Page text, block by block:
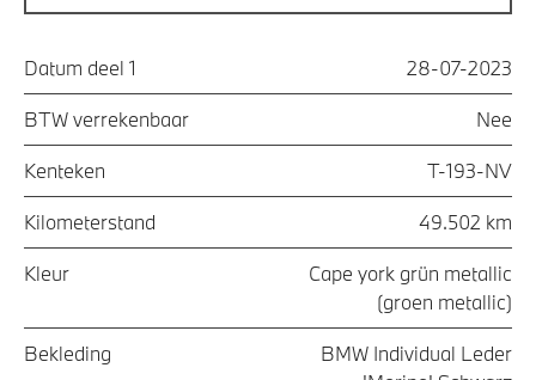
Datum deel 1 28-07-2023
BTW verrekenbaar Nee
Kenteken T-193-NV
Kilometerstand 49.502 km
Kleur
Cape york grün metallic
(groen metallic)
Bekleding
BMW Individual Leder